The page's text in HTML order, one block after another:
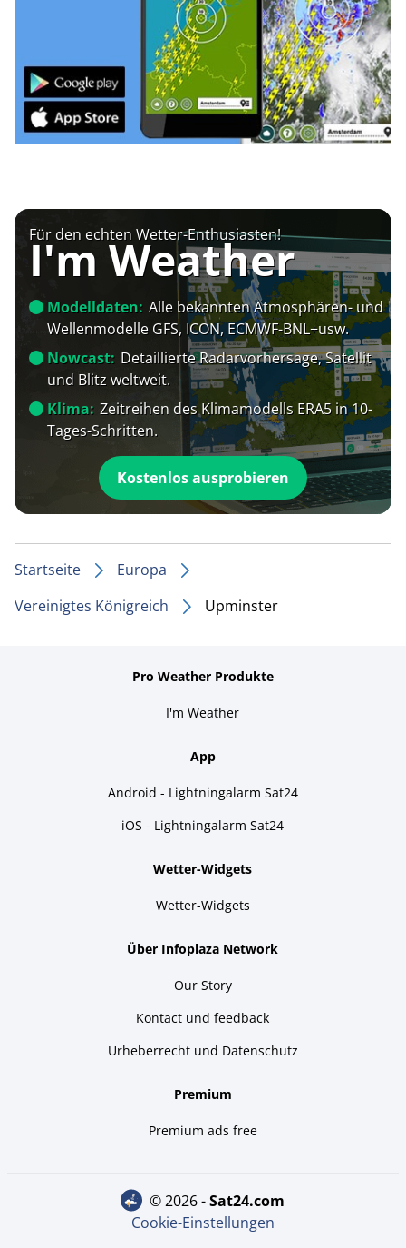
Für den echten Wetter-Enthusiasten!
I'm Weather
Modelldaten: Alle bekannten Atmosphären- und
Wellenmodelle GFS, ICON, ECMWF-BNL+usw.
Nowcast: Detaillierte Radarvorhersage, Satellit
und Blitz weltweit.
Klima: Zeitreihen des Klimamodells ERA5 in 10-
Tages-Schritten.
Kostenlos ausprobieren
Startseite
Europa
Vereinigtes Königreich
Upminster
Pro Weather Produkte
I'm Weather
App
Android - Lightningalarm Sat24
iOS - Lightningalarm Sat24
Wetter-Widgets
Wetter-Widgets
Über Infoplaza Network
Our Story
Kontact und feedback
Urheberrecht und Datenschutz
Premium
Premium ads free
© 2026 - sat24.com
Cookie-Einstellungen